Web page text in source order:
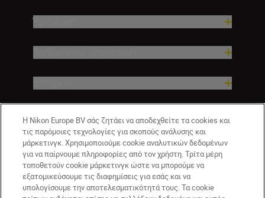
Η Nikon Europe BV σάς ζητάει να αποδεχθείτε τα cookies και
τις παρόμοιες τεχνολογίες για σκοπούς ανάλυσης και
μάρκετινγκ. Χρησιμοποιούμε cookie αναλυτικών δεδομένων
για να παίρνουμε πληροφορίες από τον χρήστη. Τρίτα μέρη
τοποθετούν cookie μάρκετινγκ ώστε να μπορούμε να
εξατομικεύσουμε τις διαφημίσεις για εσάς και να
υπολογίσουμε την αποτελεσματικότητά τους. Τα cookie